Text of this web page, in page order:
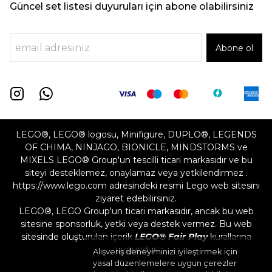
Alışveriş deneyiminizi iyileştirmek için
yasal düzenlemelere uygun çerezler
Güncel set listesi duyuruları için abone olabilirsiniz
Abone ol
LEGO®, LEGO® logosu, Minifigure, DUPLO®, LEGENDS
OF CHIMA, NINJAGO, BIONICLE, MINDSTORMS ve
MIXELS LEGO® Group'un tescilli ticari markasıdır ve bu
siteyi desteklemez, onaylamaz veya yetkilendirmez .
https://www.lego.com adresindeki resmi Lego web sitesini
ziyaret edebilirsiniz.
LEGO®, LEGO Group'un ticari markasıdır, ancak bu web
sitesine sponsorluk, yetki veya destek vermez. Bu web
sitesinde oluşturulan içerik LEGO® Fair Playkurallarına
uygundur